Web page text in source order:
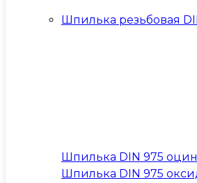
Шпилька резьбовая
Шпилька DIN 975
Шпилька DIN 975